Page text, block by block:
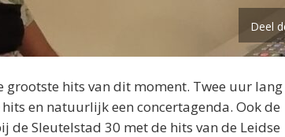
Deel
hits van dit moment. Twee uur lang
en natuurlijk een concertagenda. Ook de
Sleutelstad 30 met de hits van de Leidse